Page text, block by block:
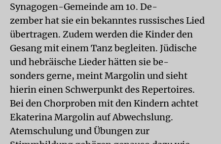
Synagogen-Gemeinde am 10. De-
zember hat sie ein bekanntes russisches Lied
übertragen. Zudem werden die Kinder den
Gesang mit einem Tanz begleiten. Jüdische
und hebräische Lieder hätten sie be-
sonders gerne, meint Margolin und sieht
hierin einen Schwerpunkt des Repertoires.
Bei den Chorproben mit den Kindern achtet
Ekaterina Margolin auf Abwechslung.
Atemschulung und Übungen zur